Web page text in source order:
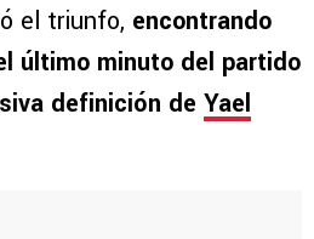
el triunfo, encontrando
último minuto del partido
definición de Yael